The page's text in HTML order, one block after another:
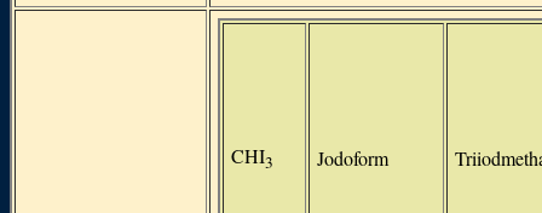
CHI3 Jodoform